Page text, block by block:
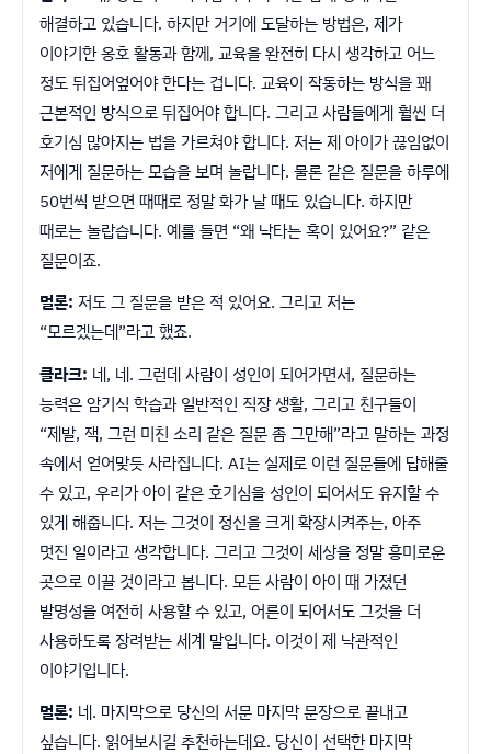
해결하고 있습니다. 하지만 거기에 도달하는 방법은, 제가
이야기한 옹호 활동과 함께, 교육을 완전히 다시 생각하고 어느
정도 뒤집어엎어야 한다는 겁니다. 교육이 작동하는 방식을 꽤
근본적인 방식으로 뒤집어야 합니다. 그리고 사람들에게 훨씬 더
호기심 많아지는 법을 가르쳐야 합니다. 저는 제 아이가 끊임없이
저에게 질문하는 모습을 보며 놀랍니다. 물론 같은 질문을 하루에
50번씩 받으면 때때로 정말 화가 날 때도 있습니다. 하지만
때로는 놀랍습니다. 예를 들면 “왜 낙타는 혹이 있어요?” 같은
질문이죠.
멀론: 저도 그 질문을 받은 적 있어요. 그리고 저는
“모르겠는데”라고 했죠.
클라크: 네, 네. 그런데 사람이 성인이 되어가면서, 질문하는
능력은 암기식 학습과 일반적인 직장 생활, 그리고 친구들이
“제발, 잭, 그런 미친 소리 같은 질문 좀 그만해”라고 말하는 과정
속에서 얻어맞듯 사라집니다. AI는 실제로 이런 질문들에 답해줄
수 있고, 우리가 아이 같은 호기심을 성인이 되어서도 유지할 수
있게 해줍니다. 저는 그것이 정신을 크게 확장시켜주는, 아주
멋진 일이라고 생각합니다. 그리고 그것이 세상을 정말 흥미로운
곳으로 이끌 것이라고 봅니다. 모든 사람이 아이 때 가졌던
발명성을 여전히 사용할 수 있고, 어른이 되어서도 그것을 더
사용하도록 장려받는 세계 말입니다. 이것이 제 낙관적인
이야기입니다.
멀론: 네. 마지막으로 당신의 서문 마지막 문장으로 끝내고
싶습니다. 읽어보시길 추천하는데요. 당신이 선택한 마지막